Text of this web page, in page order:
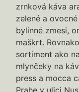
zrnková káva
zelené a
bylinné zmesi,
maškrt.
sortiment ako
mlynčeky na
press a mocca
Prahe v ulici